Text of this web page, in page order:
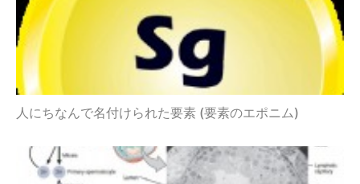
人にちなんで名付けられた要素 (要素のエポニム)